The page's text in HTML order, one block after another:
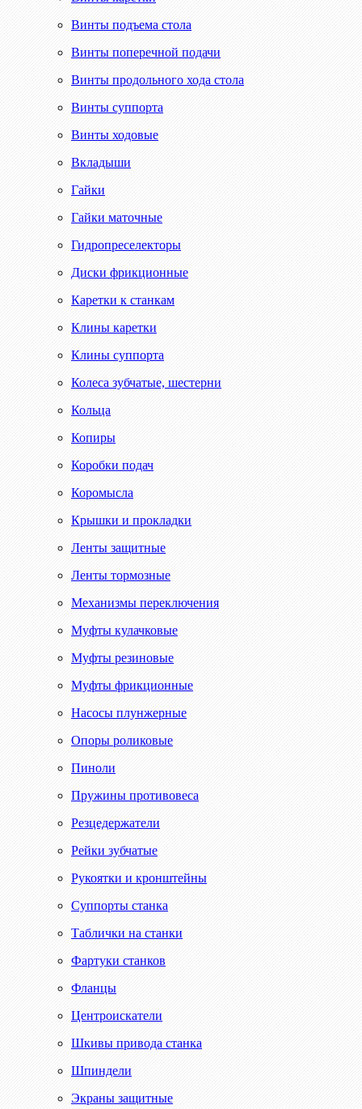
Винты подъема стола
Винты поперечной подачи
Винты продольного хода стола
Винты суппорта
Винты ходовые
Вкладыши
Гайки
Гайки маточные
Гидропреселекторы
Диски фрикционные
Каретки к станкам
Клины каретки
Клины суппорта
Колеса зубчатые, шестерни
Кольца
Копиры
Коробки подач
Коромысла
Крышки и прокладки
Ленты защитные
Ленты тормозные
Механизмы переключения
Муфты кулачковые
Муфты резиновые
Муфты фрикционные
Насосы плунжерные
Опоры роликовые
Пиноли
Пружины противовеса
Резцедержатели
Рейки зубчатые
Рукоятки и кронштейны
Суппорты станка
Таблички на станки
Фартуки станков
Фланцы
Центроискатели
Шкивы привода станка
Шпиндели
Экраны защитные